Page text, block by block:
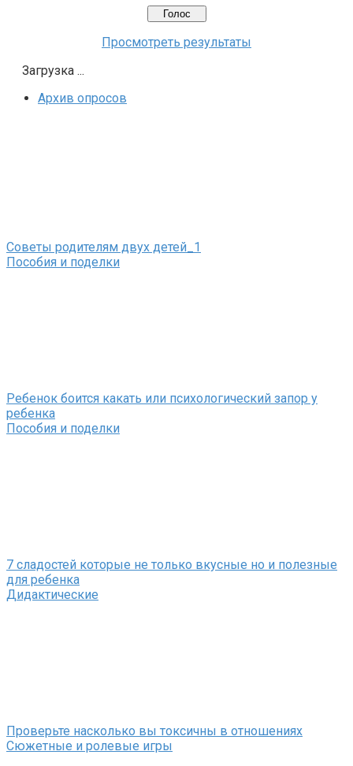
Просмотреть результаты
Загрузка ...
Архив опросов
Советы родителям двух детей_1
Пособия и поделки
Ребенок боится какать или психологический запор у
ребенка
Пособия и поделки
7 сладостей которые не только вкусные но и полезные
для ребенка
Дидактические
Проверьте насколько вы токсичны в отношениях
Сюжетные и ролевые игры